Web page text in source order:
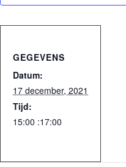
GEGEVENS
Datum:
17 december, 2021
Tijd:
15:00 :17:00